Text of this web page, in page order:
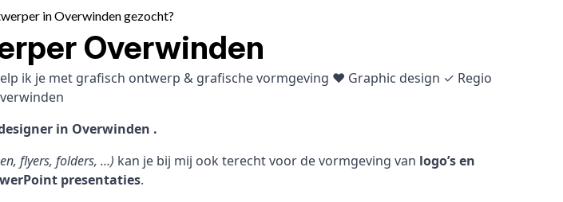
in Overwinden gezocht?
Overwinden
ik je met grafisch ontwerp & grafische vormgeving ♥ Graphic design ✓ Regio
in Overwinden .
flyers, folders, …) kan je bij mij ook terecht voor de vormgeving van logo’s en
presentaties.